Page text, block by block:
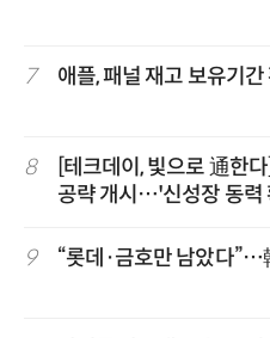
7 애플, 패널 재고 보유기
8
[테크데이, 빛으로 通한
공략 개시…'신성장 동력
9 “롯데·금호만 남았다”…